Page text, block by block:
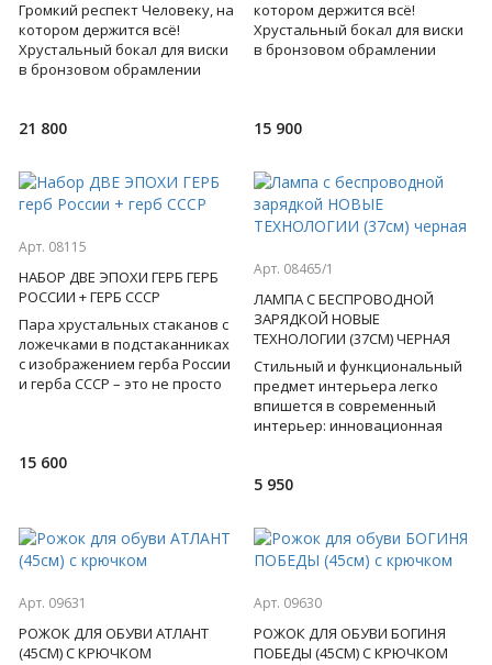
Громкий респект Человеку, на
котором держится всё!
Хрустальный бокал для виски
в бронзовом обрамлении
его хоче
21 800
котором держится всё!
Хрустальный бокал для виски
в бронзовом обрамлении
15 900
Арт. 08115
НАБОР ДВЕ ЭПОХИ ГЕРБ ГЕРБ
РОССИИ + ГЕРБ СССР
Пара хрустальных стаканов с
ложечками в подстаканниках
с изображением герба России
и герба СССР – это не просто
15 600
Арт. 08465/1
ЛАМПА С БЕСПРОВОДНОЙ
ЗАРЯДКОЙ НОВЫЕ
ТЕХНОЛОГИИ (37СМ) ЧЕРНАЯ
Стильный и функциональный
предмет интерьера легко
впишется в современный
интерьер: инновационная
регулируем
5 950
Арт. 09631
РОЖОК ДЛЯ ОБУВИ АТЛАНТ
(45СМ) С КРЮЧКОМ
Арт. 09630
РОЖОК ДЛЯ ОБУВИ БОГИНЯ
ПОБЕДЫ (45СМ) С КРЮЧКОМ